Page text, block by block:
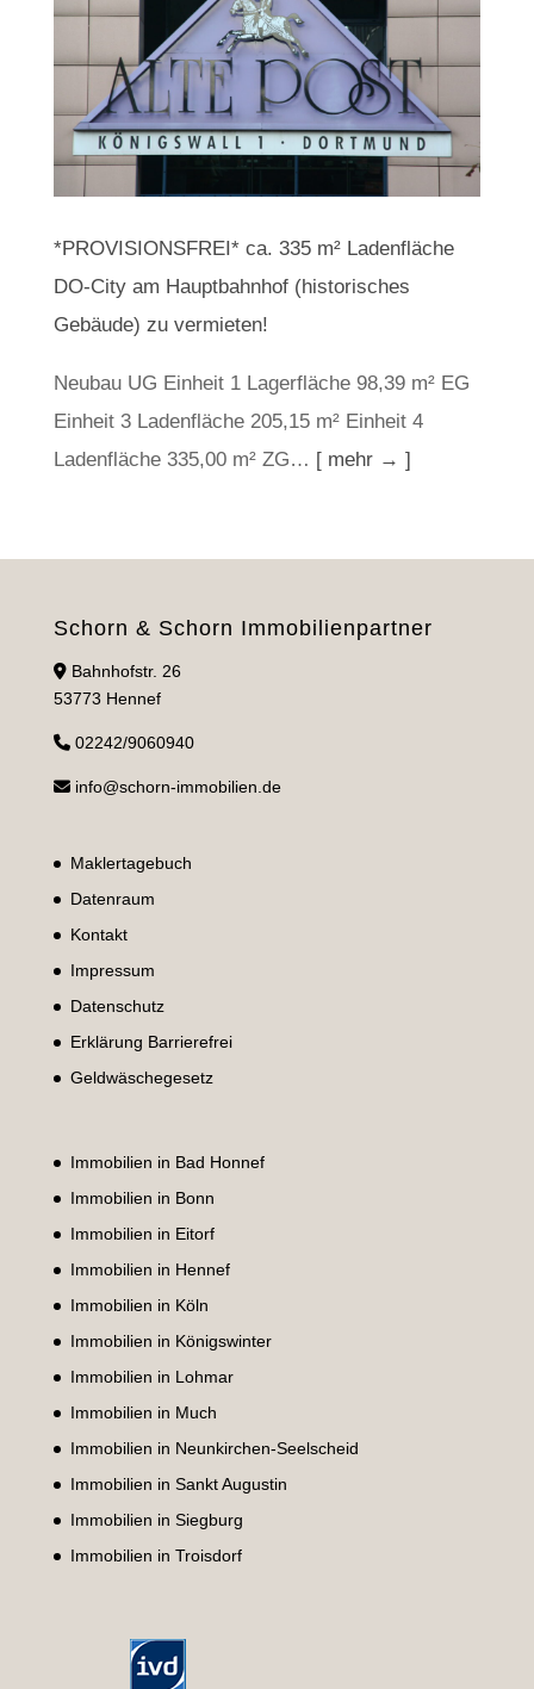
*PROVISIONSFREI* ca. 335 m² Ladenfläche
DO-City am Hauptbahnhof (historisches
Gebäude) zu vermieten!
Neubau UG Einheit 1 Lagerfläche 98,39 m² EG
Einheit 3 Ladenfläche 205,15 m² Einheit 4
Ladenfläche 335,00 m² ZG… [ mehr → ]
Schorn & Schorn Immobilienpartner
Bahnhofstr. 26
53773 Hennef
02242/9060940
info@schorn-immobilien.de
Maklertagebuch
Datenraum
Kontakt
Impressum
Datenschutz
Erklärung Barrierefrei
Geldwäschegesetz
Immobilien in Bad Honnef
Immobilien in Bonn
Immobilien in Eitorf
Immobilien in Hennef
Immobilien in Köln
Immobilien in Königswinter
Immobilien in Lohmar
Immobilien in Much
Immobilien in Neunkirchen-Seelscheid
Immobilien in Sankt Augustin
Immobilien in Siegburg
Immobilien in Troisdorf